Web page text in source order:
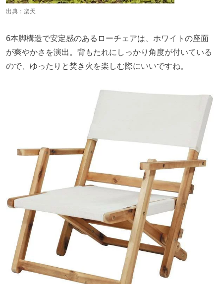
出典： 楽天
6本脚構造で安定感のあるローチェアは、ホワイトの座面
が爽やかさを演出。背もたれにしっかり角度が付いている
ので、ゆったりと焚き火を楽しむ際にいいですね。